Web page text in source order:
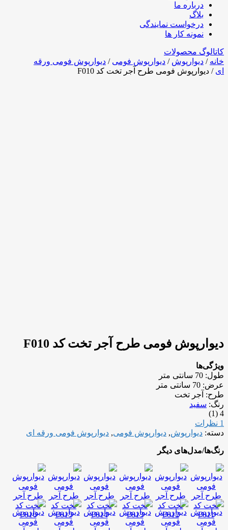
درباره ما
بلاگ
درخواست نمایندگی
نمونه کار ها
کاتالوگ محصولات
خانه / دیوارپوش / دیوارپوش فومی / دیوارپوش فومی ورقه
ای / دیوارپوش فومی طرح آجر تخت کد F010
دیوارپوش فومی طرح آجر تخت کد F010
ویژگی‌ها
طول: 70 سانتی متر
عرض: 70 سانتی متر
طرح: آجر تخت
رنگ: سفید
4
(1)
1 نظرات
دسته: دیوارپوش, دیوارپوش فومی, دیوارپوش فومی ورقه ای
رنگ‌ها/مدل‌های دیگر